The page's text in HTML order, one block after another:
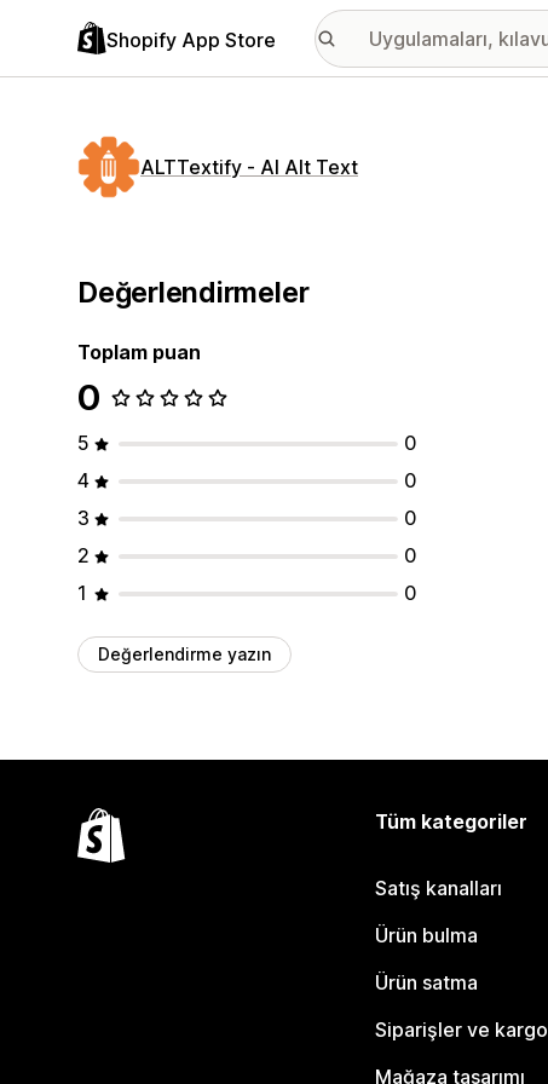
Shopify App Store
ALTTextify ‑ AI Alt Text
Değerlendirmeler
Toplam puan
0
5
0
4
0
3
0
2
0
1
0
Değerlendirme yazın
Tüm kategoriler
Satış kanalları
Ürün bulma
Ürün satma
Siparişler ve kargo
Mağaza tasarımı